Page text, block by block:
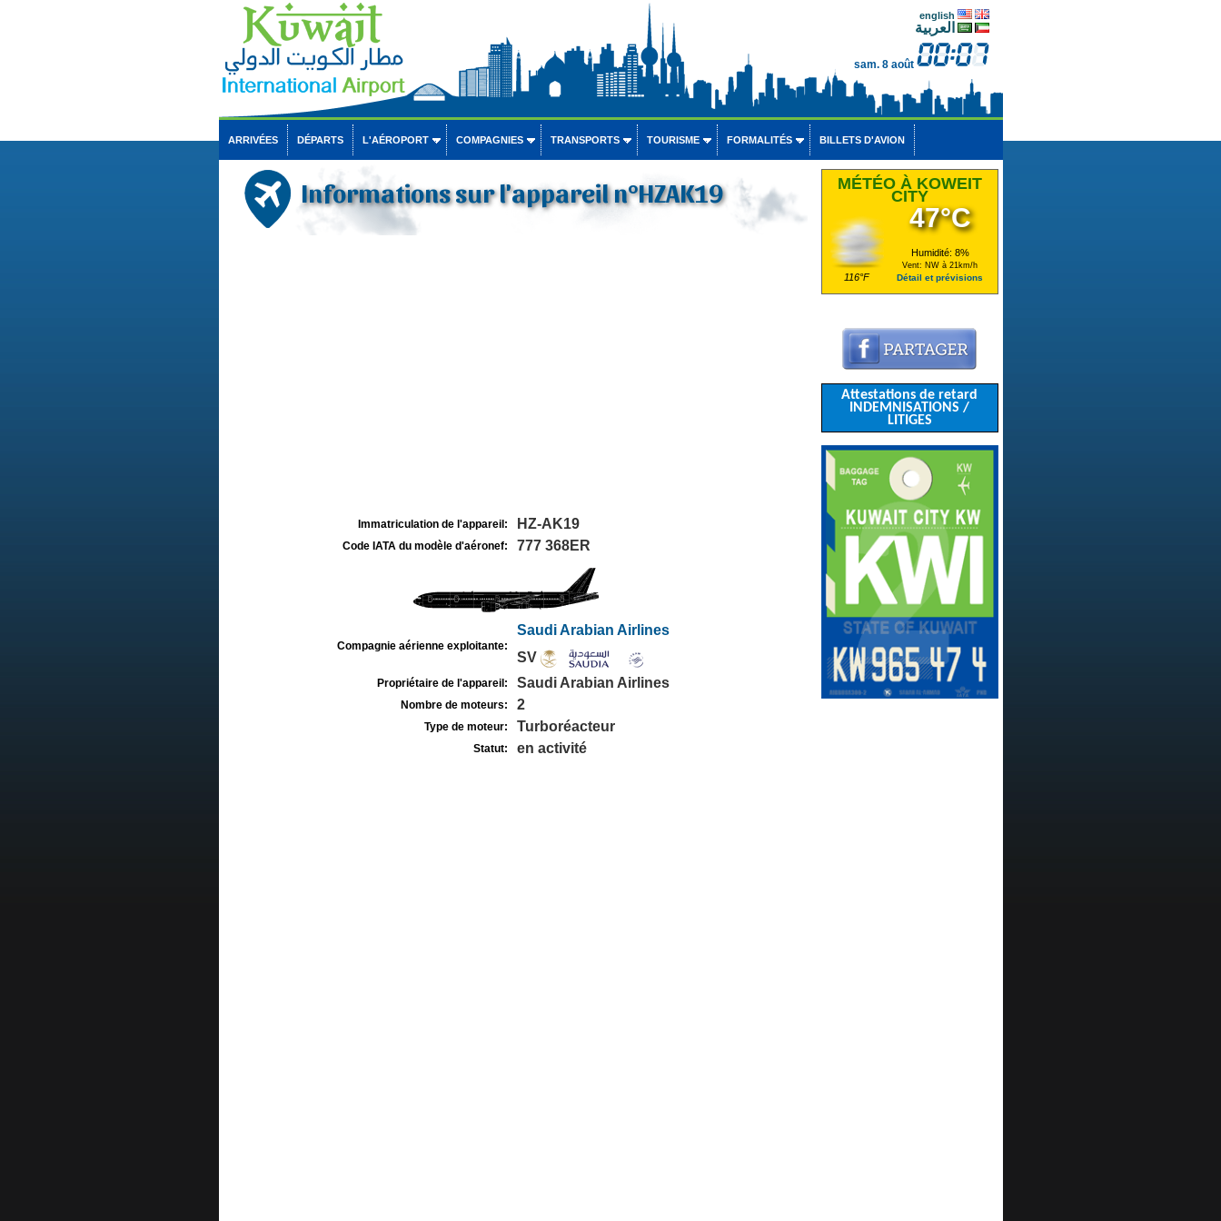
english
العربية
sam. 8 août
ARRIVÉES DÉPARTS L'AÉROPORT COMPAGNIES TRANSPORTS TOURISME FORMALITÉS BILLETS D'AVION
Informations sur l'appareil n°HZAK19
Immatriculation de l'appareil: HZ-AK19
Code IATA du modèle d'aéronef: 777 368ER
Compagnie aérienne exploitante:
Saudi Arabian Airlines
SV
Propriétaire de l'appareil: Saudi Arabian Airlines
Nombre de moteurs: 2
Type de moteur: Turboréacteur
Statut: en activité
MÉTÉO À KOWEIT
CITY
116°F
47°C
Humidité: 8%
Vent: NW à 21km/h
Détail et prévisions
Attestations de retard
INDEMNISATIONS /
LITIGES